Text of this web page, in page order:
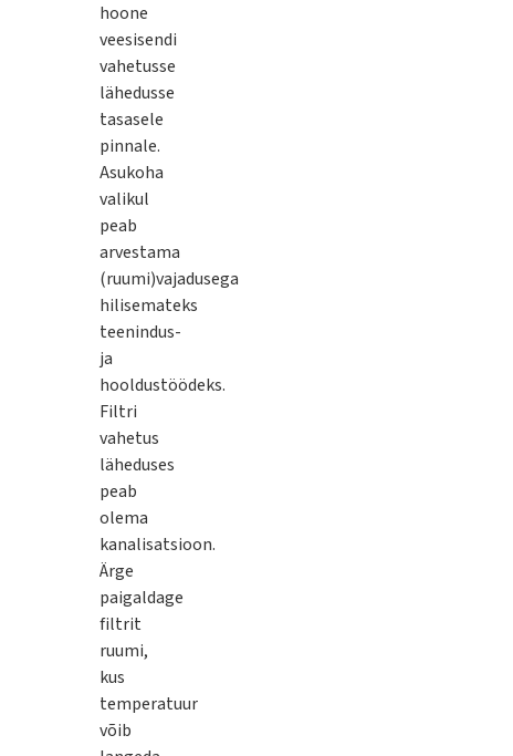
hoone
veesisendi
vahetusse
lähedusse
tasasele
pinnale.
Asukoha
valikul
peab
arvestama
(ruumi)vajadusega
hilisemateks
teenindus-
ja
hooldustöödeks.
Filtri
vahetus
läheduses
peab
olema
kanalisatsioon.
Ärge
paigaldage
filtrit
ruumi,
kus
temperatuur
võib